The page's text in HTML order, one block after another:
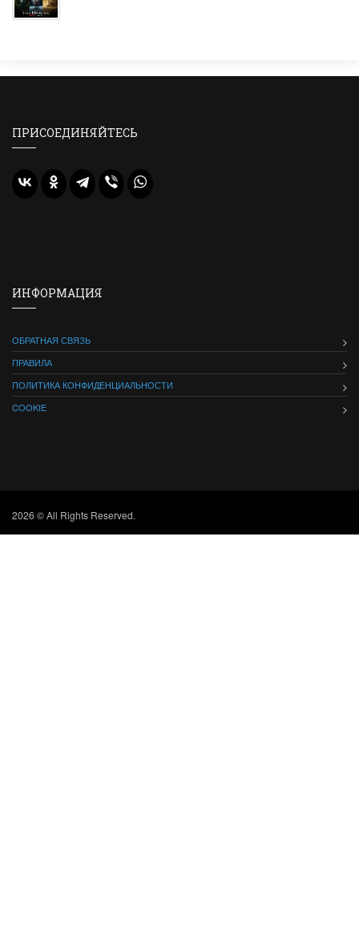
ПРИСОЕДИНЯЙТЕСЬ
ИНФОРМАЦИЯ
ОБРАТНАЯ СВЯЗЬ
ПРАВИЛА
ПОЛИТИКА КОНФИДЕНЦИАЛЬНОСТИ
COOKIE
2026 © All Rights Reserved.